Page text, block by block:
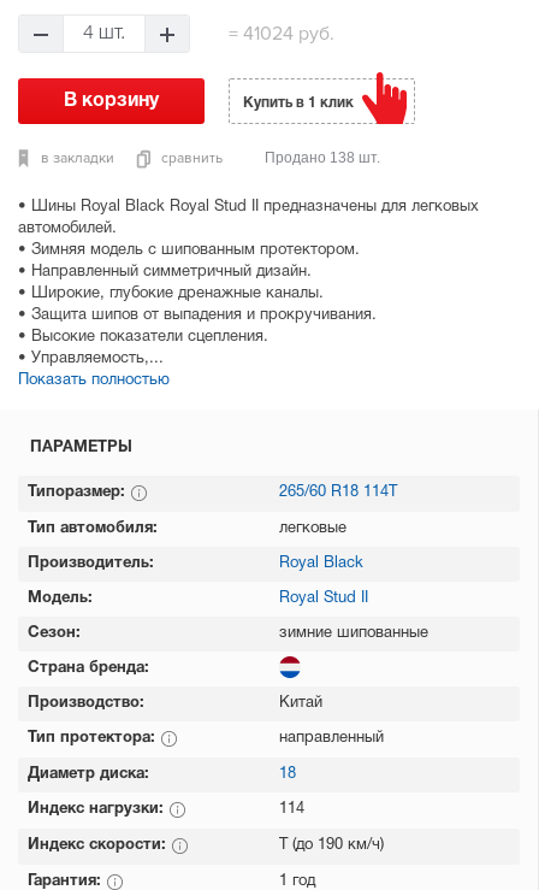
• Шины Royal Black Royal Stud II предназначены для легковых
автомобилей.
• Зимняя модель с шипованным протектором.
• Направленный симметричный дизайн.
• Широкие, глубокие дренажные каналы.
• Защита шипов от выпадения и прокручивания.
• Высокие показатели сцепления.
• Управляемость,...
Показать полностью
4 шт. = 41024 руб.
в закладки сравнить
Купить в 1 клик
Продано 138 шт.
ПАРАМЕТРЫ
Типоразмер: 265/60 R18 114T
Тип автомобиля: легковые
Производитель: Royal Black
Модель: Royal Stud II
Сезон: зимние шипованные
Страна бренда:
Производство: Китай
Тип протектора: направленный
Диаметр диска: 18
Индекс нагрузки: 114
Индекс скорости: T (до 190 км/ч)
Гарантия: 1 год